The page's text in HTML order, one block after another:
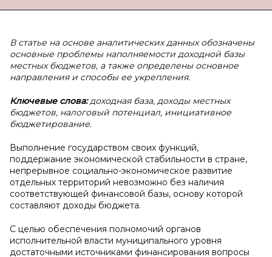
В статье на основе аналитических данных обозначены
основные проблемы наполняемости доходной базы
местных бюджетов, а также определены основное
направления и способы ее укрепления.
Ключевые слова:доходная база, доходы местных
бюджетов, налоговый потенциал, инициативное
бюджетирование.
Выполнение государством своих функций,
поддержание экономической стабильности в стране,
непрерывное социально-экономическое развитие
отдельных территорий невозможно без наличия
соответствующей финансовой базы, основу которой
составляют доходы бюджета.
С целью обеспечения полномочий органов
исполнительной власти муниципального уровня
достаточными источниками финансирования вопросы